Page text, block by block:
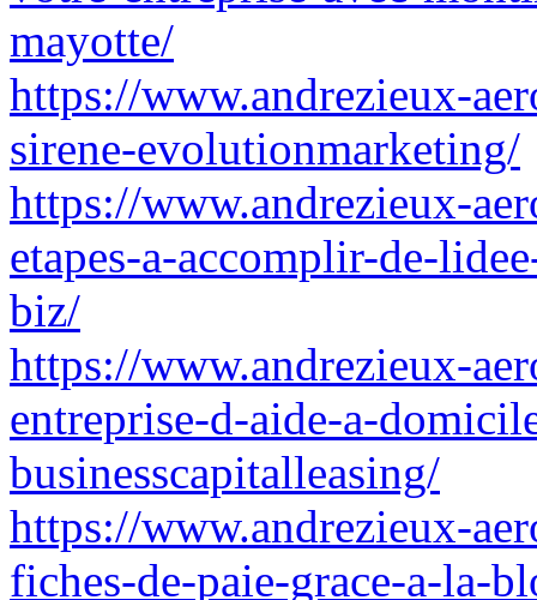
mayotte/
https://www.andrezieux-
sirene-evolutionmarketing/
https://www.andrezieux-
etapes-a-accomplir-de-
biz/
https://www.andrezieux-
entreprise-d-aide-a-
businesscapitalleasing/
https://www.andrezieux-
fiches-de-paie-grace-a-la-